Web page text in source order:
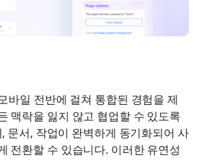
바일 전반에 걸쳐 통합된 경험을 제
맥락을 잃지 않고 협업할 수 있도록
문서, 작업이 완벽하게 동기화되어 사
전환할 수 있습니다. 이러한 유연성